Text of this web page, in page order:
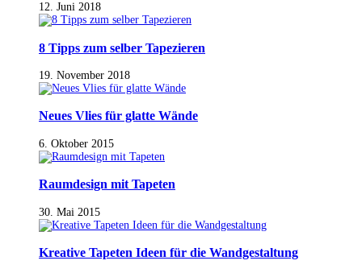
12. Juni 2018
8 Tipps zum selber Tapezieren
19. November 2018
Neues Vlies für glatte Wände
6. Oktober 2015
Raumdesign mit Tapeten
30. Mai 2015
Kreative Tapeten Ideen für die Wandgestaltung